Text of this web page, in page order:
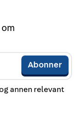
annen relevant